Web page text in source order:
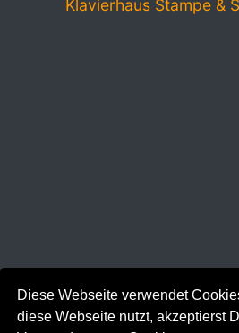
Diese Webseite verwendet
diese Webseite nutzt, akzeptierst
Klavierhaus Stampe &